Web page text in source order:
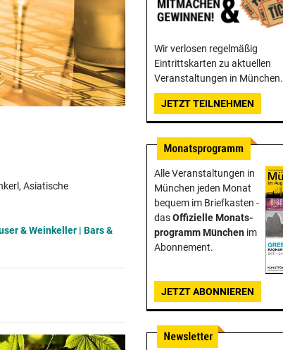
Asiatische
& Weinkeller | Bars &
Wir verlosen regelmäßig
Eintrittskarten zu aktuellen
Veranstaltungen in München.
JETZT TEILNEHMEN
Alle Veranstaltungen in
München jeden Monat
bequem im Briefkasten -
dasOffizielle Monats­
programm München im
Abonnement.
JETZT ABONNIEREN